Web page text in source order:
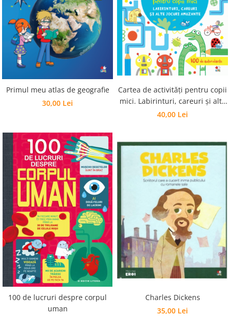
Editura Lizuka Educativ
Editura Nemira
Editura Nomina
Editura Pandora M
Editura Portocala Albastră
Editura Scriptum
Editura Sophia
Editura Vellant
Editura Verba
Primul meu atlas de geografie
30,00 Lei
Cartea de activități pentru copii
mici. Labirinturi, careuri și alte
jocuri amuzante
40,00 Lei
100 de lucruri despre corpul
uman
Charles Dickens
35,00 Lei